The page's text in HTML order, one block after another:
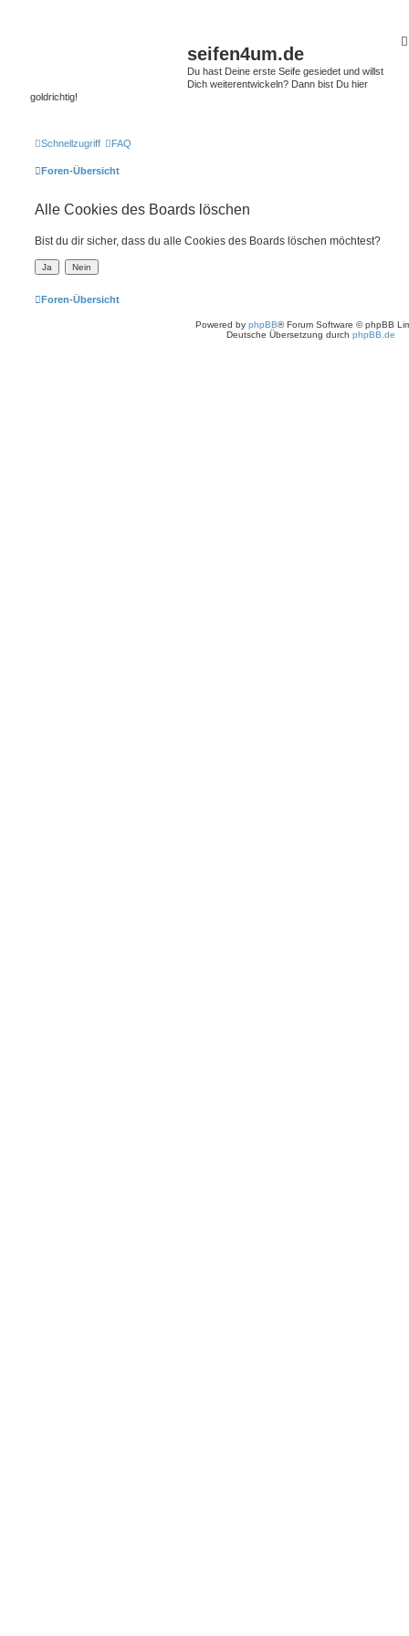
seifen4um.de
Du hast Deine erste Seife gesiedet und willst
Dich weiterentwickeln? Dann bist Du hier
goldrichtig!
Schnellzugriff FAQ
Foren-Übersicht
Alle Cookies des Boards löschen
Bist du dir sicher, dass du alle Cookies des Boards löschen möchtest?
Foren-Übersicht
Powered by phpBB® Forum Software © phpBB
Deutsche Übersetzung durch phpBB.de